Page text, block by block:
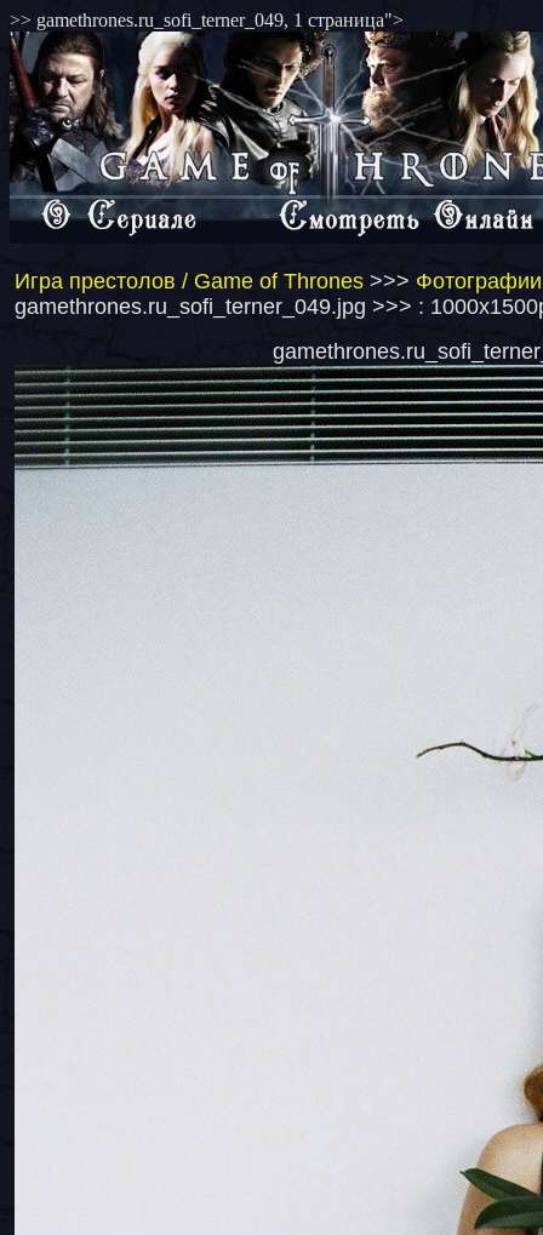
>> gamethrones.ru_sofi_terner_049, 1 страница">
Игра престолов / Game of Thrones >>>
gamethrones.ru_sofi_terner_049.jpg >>> :